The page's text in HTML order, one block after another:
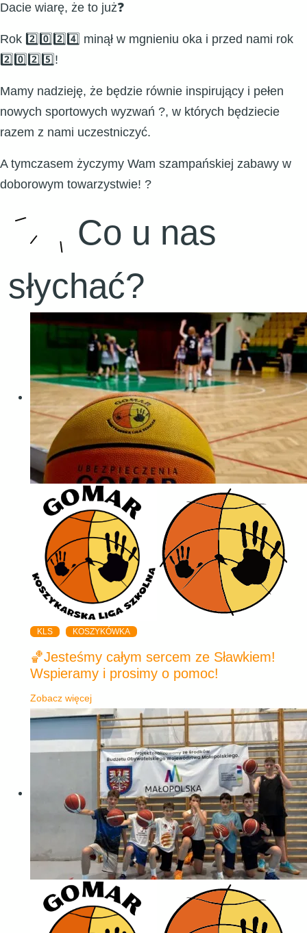
Dacie wiarę, że to już❓
Rok 2️⃣0️⃣2️⃣4️⃣ minął w mgnieniu oka i przed nami rok
2️⃣0️⃣2️⃣5️⃣!
Mamy nadzieję, że będzie równie inspirujący i pełen
nowych sportowych wyzwań ?, w których będziecie
razem z nami uczestniczyć.
A tymczasem życzymy Wam szampańskiej zabawy w
doborowym towarzystwie! ?
Co u nas
słychać?
KLS KOSZYKÓWKA
🏀Jesteśmy całym sercem ze Sławkiem!
Wspieramy i prosimy o pomoc!
Zobacz więcej